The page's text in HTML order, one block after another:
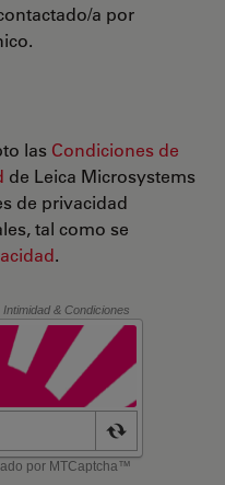
a por
las Condiciones de
de Leica Microsystems
de privacidad
tal como se
.